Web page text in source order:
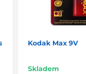
Kodak Max 9V
Skladem